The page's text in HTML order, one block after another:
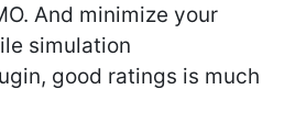
And minimize your
simulation
good ratings is much